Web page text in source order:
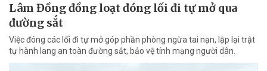
Lâm Đồng đồng loạt đóng lối đi tự mở qua
đường sắt
Việc đóng các lối đi tự mở góp phần phòng ngừa tai nạn, lập lại trật
tự hành lang an toàn đường sắt, bảo vệ tính mạng người dân.